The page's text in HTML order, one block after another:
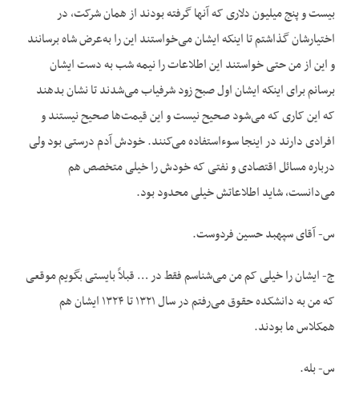
بیست و پنج میلیون دلاری که آنها گرفته بودند از همان شرکت، در
اختیارشان گذاشتم تا اینکه ایشان می‌خواستند این را به‌عرض شاه برسانند
و این از من حتی خواستند این اطلاعات را نیمه شب به دست ایشان
برسانم برای اینکه ایشان اول صبح زود شرفیاب می‌شدند تا نشان بدهند
که این کاری که می‌شود صحیح نیست و این قیمت‌ها صحیح نیستند و
افرادی دارند در اینجا سوء‌استفاده می‌کنند. خودش آدم درستی بود ولی
درباره مسائل اقتصادی و نفتی که خودش را خیلی متخصص هم
می‌دانست، شاید اطلاعاتش خیلی محدود بود.
س- آقای سپهبد حسین فردوست.
ج- ایشان را خیلی کم من می‌شناسم فقط در … قبلاً بایستی بگویم موقعی
که من به دانشکده حقوق می‌رفتم در سال ۱۳۲۱ تا ۱۳۲۴ ایشان هم
همکلاس ما بودند.
س- بله.